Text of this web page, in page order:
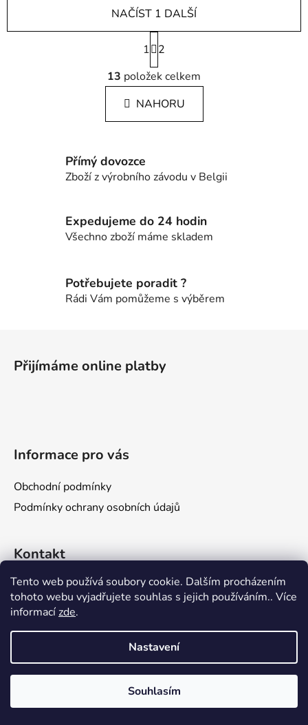
Tento web používá soubory cookie. Dalším procházením
tohoto webu vyjadřujete souhlas s jejich používáním.. Více
informacízde.
Nastavení
Souhlasím
O
v
l
á
d
í
p
v
k
ý
p
i
NAČÍST 1 DALŠÍ
S
t
r
á
n
k
1
2
13 položek celkem
NAHORU
Přímý dovozce
Zboží z výrobního závodu v Belgii
Expedujeme do 24 hodin
Všechno zboží máme skladem
Potřebujete poradit ?
Rádi Vám pomůžeme s výběrem
Přijímáme online platby
Informace pro vás
Obchodní podmínky
Podmínky ochrany osobních údajů
Kontakt
info @ papousek-krmiva.cz
Dotazník
Jak se Vám líbí náš e-shop?